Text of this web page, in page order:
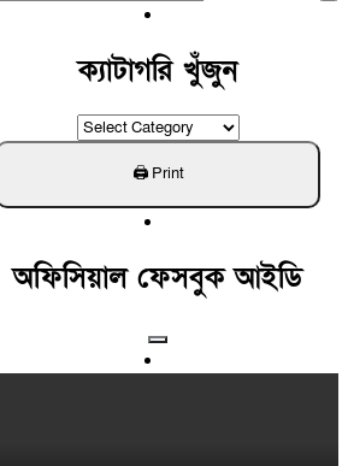
ক্যাটাগরি খুঁজুন
ক্যাটাগরি
খুঁজুন
অফিসিয়াল ফেসবুক আইডি